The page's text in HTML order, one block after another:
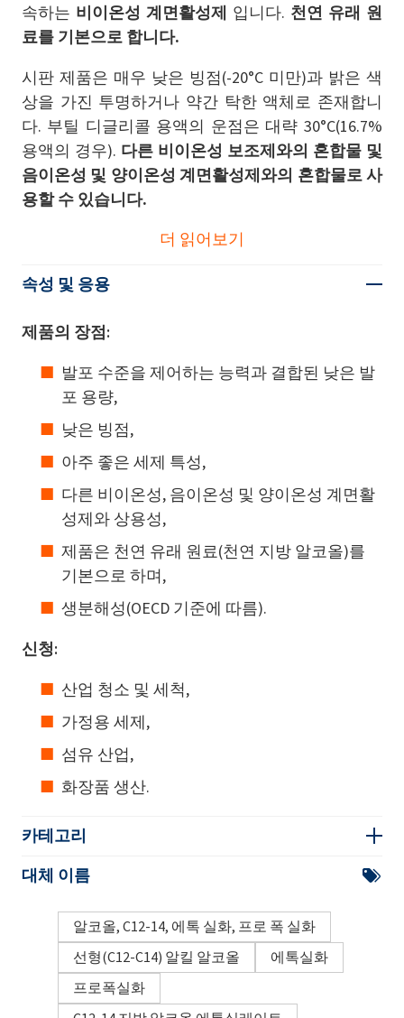
속하는 비이온성 계면활성제 입니다. 천연 유래 원
료를 기본으로 합니다.
시판 제품은 매우 낮은 빙점(-20°C 미만)과 밝은 색
상을 가진 투명하거나 약간 탁한 액체로 존재합니
다. 부틸 디글리콜 용액의 운점은 대략 30°C(16.7%
용액의 경우). 다른 비이온성 보조제와의 혼합물 및
음이온성 및 양이온성 계면활성제와의 혼합물로 사
용할 수 있습니다.
더 읽어보기
속성 및 응용
제품의 장점:
발포 수준을 제어하는 능력과 결합된 낮은 발
포 용량,
낮은 빙점,
아주 좋은 세제 특성,
다른 비이온성, 음이온성 및 양이온성 계면활
성제와 상용성,
제품은 천연 유래 원료(천연 지방 알코올)를
기본으로 하며,
생분해성(OECD 기준에 따름).
신청:
산업 청소 및 세척,
가정용 세제,
섬유 산업,
화장품 생산.
카테고리
대체 이름
알코올, C12-14, 에톡 실화, 프로 폭 실화
선형(C12-C14) 알킬 알코올
에톡실화
프로폭실화